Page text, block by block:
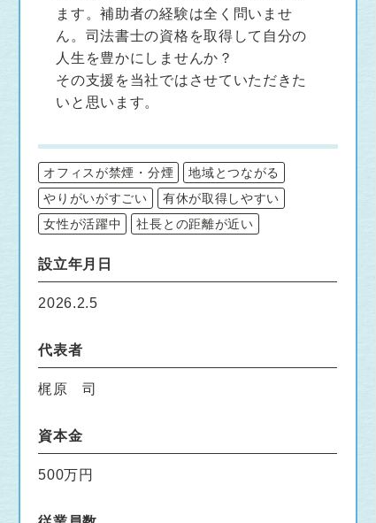
ます。補助者の経験は全く問いませ
ん。司法書士の資格を取得して自分の
人生を豊かにしませんか？
その支援を当社ではさせていただきた
いと思います。
オフィスが禁煙・分煙
地域とつながる
やりがいがすごい
有休が取得しやすい
女性が活躍中
社長との距離が近い
設立年月日
2026.2.5
代表者
梶原 司
資本金
500万円